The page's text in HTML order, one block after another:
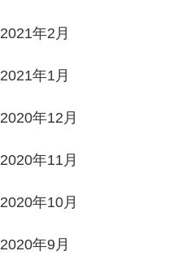
2021年2月
2021年1月
2020年12月
2020年11月
2020年10月
2020年9月